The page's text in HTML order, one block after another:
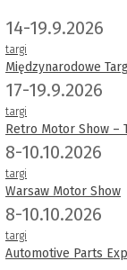
14-19.9.2026
targi
Międzynarodowe
17-19.9.2026
targi
Retro Motor Show –
8-10.10.2026
targi
Warsaw Motor Show
8-10.10.2026
targi
Automotive Parts